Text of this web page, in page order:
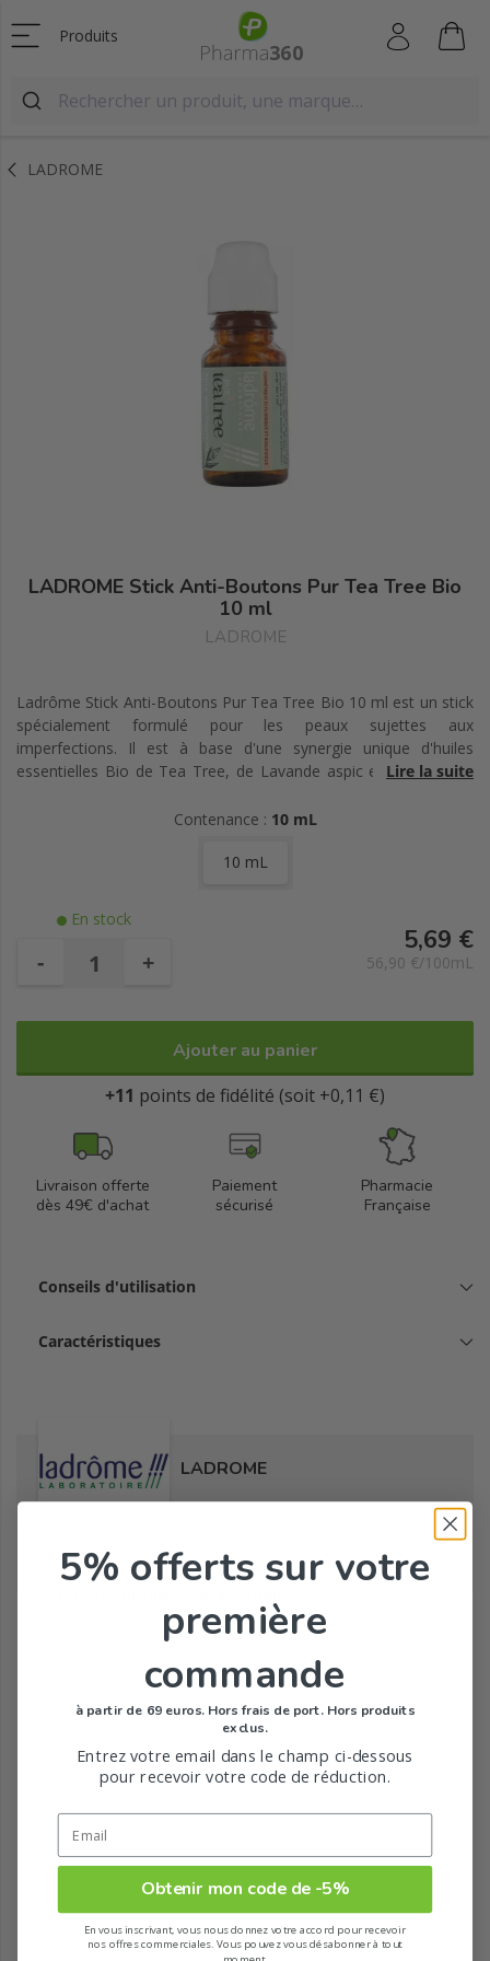
Produits
LADROME
LADROME Stick Anti-Boutons Pur Tea Tree Bio
10 ml
LADROME
Ladrôme Stick Anti-Boutons Pur Tea Tree Bio 10 ml est un stick
spécialement formulé pour les peaux sujettes aux
imperfections. Il est à base d'une synergie unique d'huiles
essentielles Bio de Tea Tree, de Lavande aspic et de Romarin
apaisantes. En soutien à l'action de ces huiles puissantes et
Il est doté d'un embout applicateur pour assurer une efficacité
ciblée. Son format nomade permet de le glisser dans son sac
pour renouveler l'application à tout moment de la journée.
Greenlife selon le référentiel Ecocert.
100% du total des ingrédients est d'origine naturelle.
Biologique.
Lire la suite
Contenance : 10 mL
10 mL
En stock
- +
5,69 €
56,90 €/100mL
Ajouter au panier
+11 points de fidélité (soit +0,11 €)
Livraison offerte
dès 49€ d'achat
Paiement
sécurisé
Pharmacie
Française
Conseils d'utilisation
Caractéristiques
LADROME
5% offerts sur votre
première
commande
à partir de 69 euros. Hors frais de port. Hors produits
exclus.
Entrez votre email dans le champ ci-dessous
pour recevoir votre code de réduction.
Obtenir mon code de -5%
En vous inscrivant, vous nous donnez votre accord pour recevoir
nos offres commerciales. Vous pouvez vous désabonner à tout